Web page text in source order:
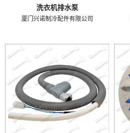
洗衣机排水泵
厦门兴诺制冷配件有限公司